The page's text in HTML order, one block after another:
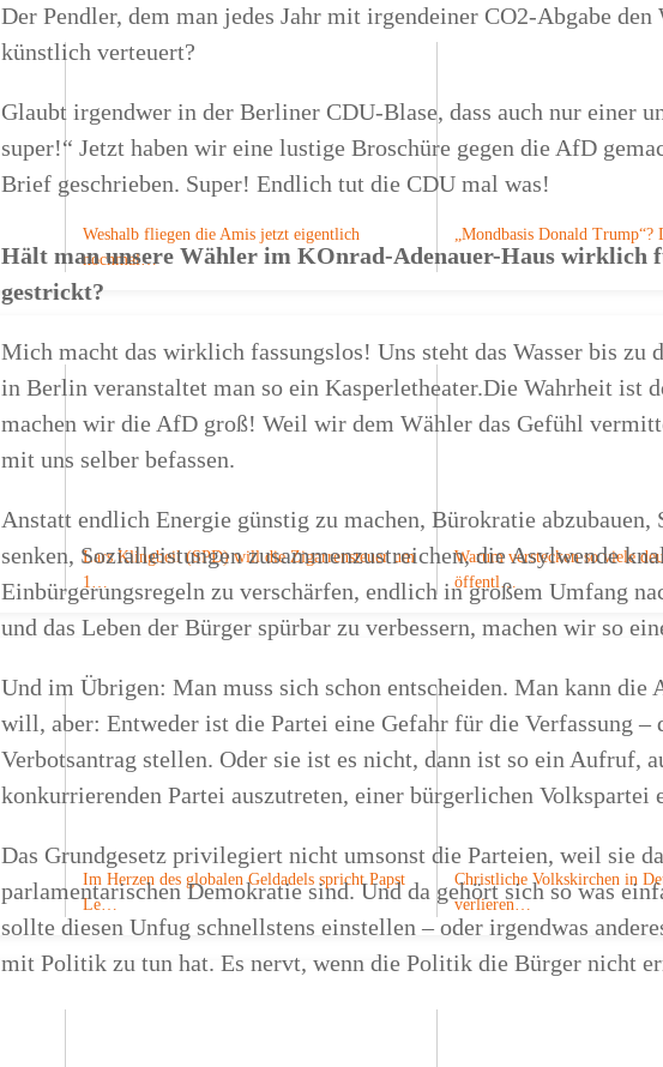
Weshalb fliegen die Amis jetzt eigentlich
nochmal…
„Mondbasis Donald Trump“?
Lars Klingbeil (SPD) will die Zigarrensteuer um
1…
Warum verstecken so viele
öffentl…
Im Herzen des globalen Geldadels spricht Papst
Le…
Christliche Volkskirchen in
verlieren…
Der Pendler, dem man jedes Jahr mit irgendeiner CO2-Abgabe den
künstlich verteuert?
Glaubt irgendwer in der Berliner CDU-Blase, dass auch nur einer
super!“ Jetzt haben wir eine lustige Broschüre gegen die AfD
Brief geschrieben. Super! Endlich tut die CDU mal was!
Hält man unsere Wähler im KOnrad-Adenauer-Haus wirklich
gestrickt?
Mich macht das wirklich fassungslos! Uns steht das Wasser bis zu
in Berlin veranstaltet man so ein Kasperletheater.Die Wahrheit ist
machen wir die AfD groß! Weil wir dem Wähler das Gefühl
mit uns selber befassen.
Anstatt endlich Energie günstig zu machen, Bürokratie abzubauen,
senken, Sozialleistungen zusammenzustreichen, die Asylwende
Einbürgerungsregeln zu verschärfen, endlich in großem Umfang
und das Leben der Bürger spürbar zu verbessern, machen wir so
Und im Übrigen: Man muss sich schon entscheiden. Man kann die
will, aber: Entweder ist die Partei eine Gefahr für die Verfassung –
Verbotsantrag stellen. Oder sie ist es nicht, dann ist so ein Aufruf,
konkurrierenden Partei auszutreten, einer bürgerlichen Volkspartei
Das Grundgesetz privilegiert nicht umsonst die Parteien, weil sie
parlamentarischen Demokratie sind. Und da gehört sich so was
sollte diesen Unfug schnellstens einstellen – oder irgendwas
mit Politik zu tun hat. Es nervt, wenn die Politik die Bürger nicht